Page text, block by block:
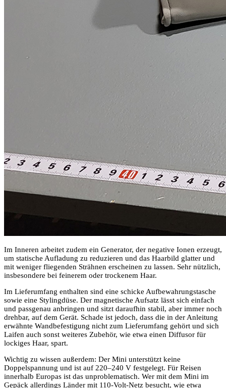
Im Inneren arbeitet zudem ein Generator, der negative Ionen erzeugt,
um statische Aufladung zu reduzieren und das Haarbild glatter und
mit weniger fliegenden Strähnen erscheinen zu lassen. Sehr nützlich,
insbesondere bei feinerem oder trockenem Haar.
Im Lieferumfang enthalten sind eine schicke Aufbewahrungstasche
sowie eine Stylingdüse. Der magnetische Aufsatz lässt sich einfach
und passgenau anbringen und sitzt daraufhin stabil, aber immer noch
drehbar, auf dem Gerät. Schade ist jedoch, dass die in der Anleitung
erwähnte Wandbefestigung nicht zum Lieferumfang gehört und sich
Laifen auch sonst weiteres Zubehör, wie etwa einen Diffusor für
lockiges Haar, spart.
Wichtig zu wissen außerdem: Der Mini unterstützt keine
Doppelspannung und ist auf 220–240 V festgelegt. Für Reisen
innerhalb Europas ist das unproblematisch. Wer mit dem Mini im
Gepäck allerdings Länder mit 110-Volt-Netz besucht, wie etwa